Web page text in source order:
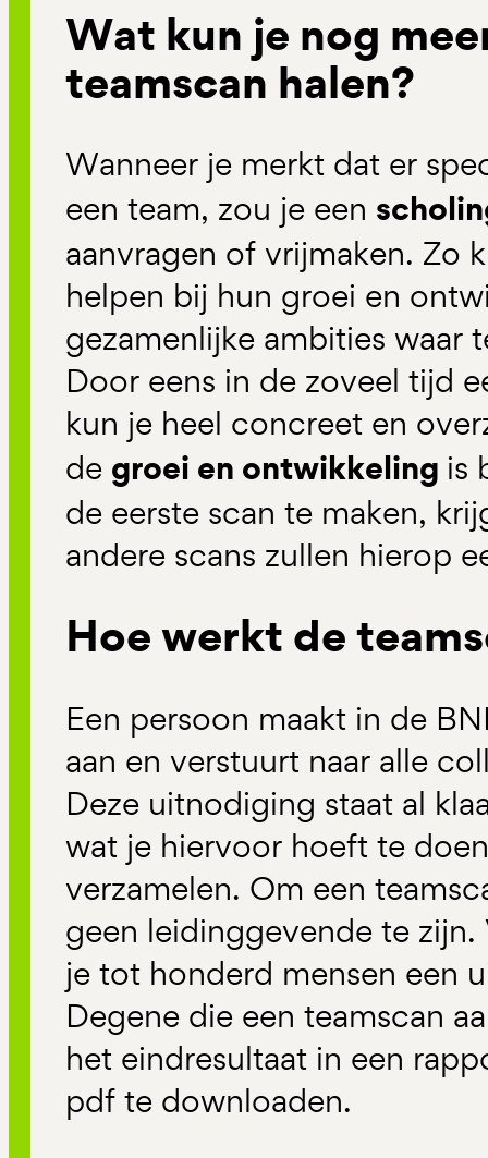
Wat kun je nog
teamscan halen?
Wanneer je merkt dat er
een team, zou je een
aanvragen of vrijmaken. Zo
helpen bij hun groei en
gezamenlijke ambities waar
Door eens in de zoveel tijd
kun je heel concreet en
de groei en ontwikkeling is
de eerste scan te maken,
andere scans zullen hierop
Hoe werkt de
Een persoon maakt in de
aan en verstuurt naar alle
Deze uitnodiging staat al
wat je hiervoor hoeft te
verzamelen. Om een
geen leidinggevende te
je tot honderd mensen een
Degene die een teamscan
het eindresultaat in een
pdf te downloaden.